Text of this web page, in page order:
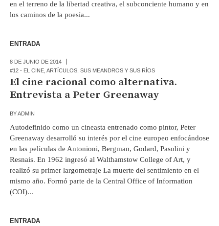
en el terreno de la libertad creativa, el subconciente humano y en
los caminos de la poesía...
ENTRADA
8 DE JUNIO DE 2014
#12 - EL CINE ARTÍCULOS SUS MEANDROS Y SUS RÍOS
El cine racional como alternativa.
Entrevista a Peter Greenaway
BYADMIN
Autodefinido como un cineasta entrenado como pintor, Peter
Greenaway desarrolló su interés por el cine europeo enfocándose
en las películas de Antonioni, Bergman, Godard, Pasolini y
Resnais. En 1962 ingresó al Walthamstow College of Art, y
realizó su primer largometraje La muerte del sentimiento en el
mismo año. Formó parte de la Central Office of Information
(COI)...
ENTRADA